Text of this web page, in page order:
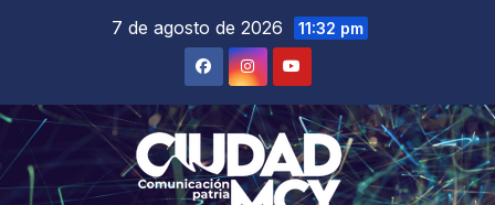
7 de agosto de 2026 11:32 pm